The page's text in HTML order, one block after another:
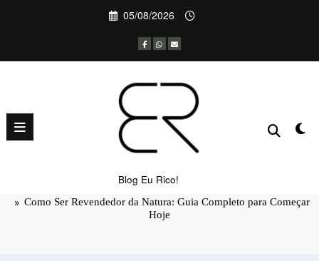
05/08/2026
Blog Eu Rico!
Como Ser Revendedor da Natura:
Guia Completo para Começar Hoje
Página inicial
Como Ser Revendedor da Natura: Guia Completo para Começar
Hoje